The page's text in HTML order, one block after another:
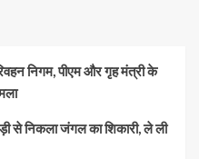
निगम, पीएम और गृह मंत्री के
से निकला जंगल का शिकारी, ले ली